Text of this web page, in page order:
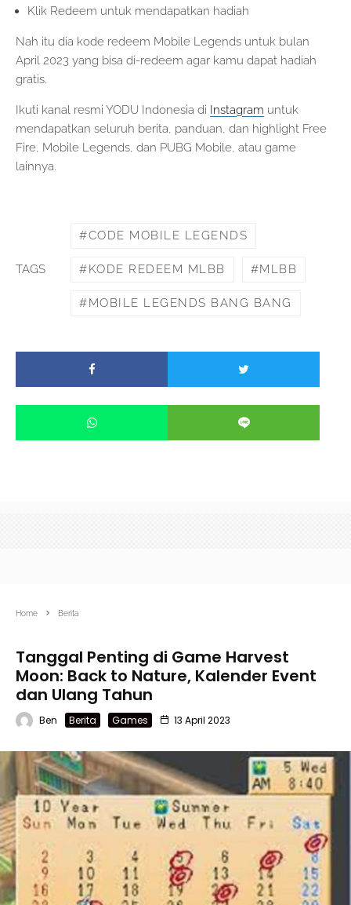
Klik Redeem untuk mendapatkan hadiah
Nah itu dia kode redeem Mobile Legends untuk bulan
April 2023 yang bisa di-redeem agar kamu dapat hadiah
gratis.
Ikuti kanal resmi YODU Indonesia di Instagram untuk
mendapatkan seluruh berita, panduan, dan highlight Free
Fire, Mobile Legends, dan PUBG Mobile, atau game
lainnya.
TAGS
CODE MOBILE LEGENDS
KODE REDEEM MLBB MLBB
MOBILE LEGENDS BANG BANG
Home Berita
Tanggal Penting di Game Harvest
Moon: Back to Nature, Kalender Event
dan Ulang Tahun
Ben Berita Games 13 April 2023